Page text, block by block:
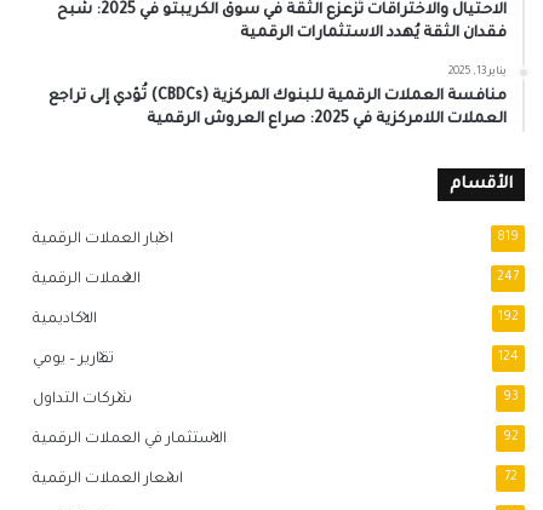
الاحتيال والاختراقات تُزعزع الثقة في سوق الكريبتو في 2025: شبح
فقدان الثقة يُهدد الاستثمارات الرقمية
يناير 13, 2025
منافسة العملات الرقمية للبنوك المركزية (CBDCs) تُؤدي إلى تراجع
العملات اللامركزية في 2025: صراع العروش الرقمية
الأقسام
اخبار العملات الرقمية 819
العملات الرقمية 247
الاكاديمية 192
تقارير – يومي 124
شركات التداول 93
الاستثمار في العملات الرقمية 92
اسعار العملات الرقمية 72